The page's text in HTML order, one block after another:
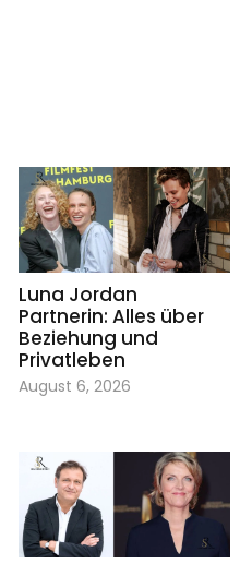
Luna Jordan
Partnerin: Alles über
Beziehung und
Privatleben
August 6, 2026